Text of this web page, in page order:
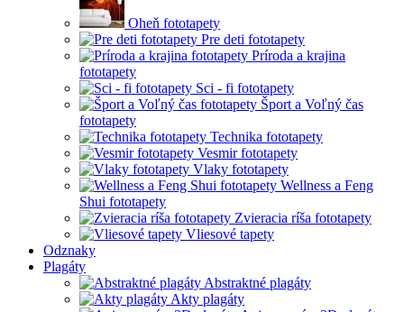
Oheň fototapety
Pre deti fototapety
Príroda a krajina
fototapety
Sci - fi fototapety
Šport a Voľný čas
fototapety
Technika fototapety
Vesmir fototapety
Vlaky fototapety
Wellness a Feng
Shui fototapety
Zvieracia ríša fototapety
Vliesové tapety
Odznaky
Plagáty
Abstraktné plagáty
Akty plagáty